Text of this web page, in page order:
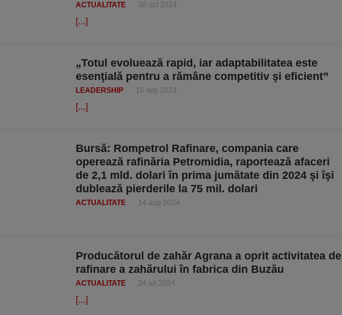
ACTUALITATE 30 oct 2024
[...]
„Totul evoluează rapid, iar adaptabilitatea este
esenţială pentru a rămâne competitiv şi eficient”
LEADERSHIP 16 sep 2024
[...]
Bursă: Rompetrol Rafinare, compania care
operează rafinăria Petromidia, raportează afaceri
de 2,1 mld. dolari în prima jumătate din 2024 şi îşi
dublează pierderile la 75 mil. dolari
ACTUALITATE 14 aug 2024
Producătorul de zahăr Agrana a oprit activitatea de
rafinare a zahărului în fabrica din Buzău
ACTUALITATE 24 iul 2024
[...]